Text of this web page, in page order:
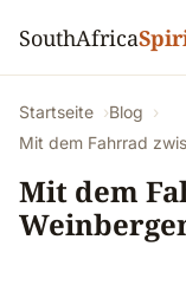
SouthAfrica
Startseite
Blog
Mit dem Fahrrad
Mit dem